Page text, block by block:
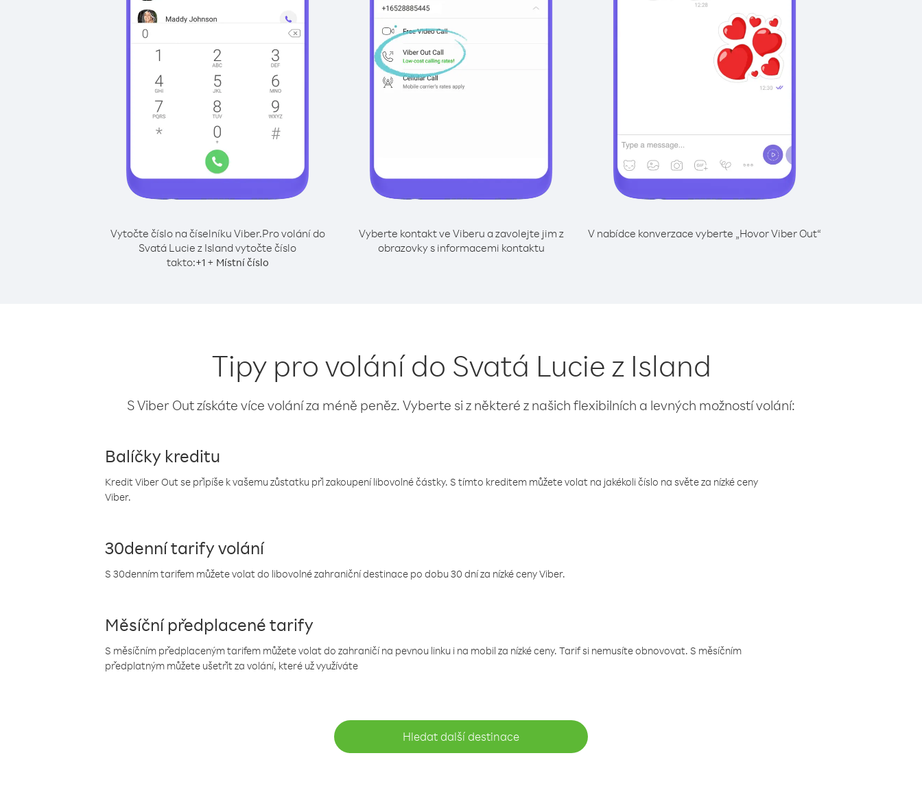
Vytočte číslo na číselníku Viber.Pro volání do
Svatá Lucie z Island vytočte číslo
takto:+1+ Místní číslo
Vyberte kontakt ve Viberu a zavolejte jim z
obrazovky s informacemi kontaktu
V nabídce konverzace vyberte „Hovor Viber Out“
Tipy pro volání do Svatá Lucie z Island
S Viber Out získáte více volání za méně peněz. Vyberte si z některé z našich flexibilních a levných možností volání:
Balíčky kreditu
Kredit Viber Out se připíše k vašemu zůstatku při zakoupení libovolné částky. S tímto kreditem můžete volat na jakékoli číslo na světe za nízké ceny
Viber.
30denní tarify volání
S 30denním tarifem můžete volat do libovolné zahraniční destinace po dobu 30 dní za nízké ceny Viber.
Měsíční předplacené tarify
S měsíčním předplaceným tarifem můžete volat do zahraničí na pevnou linku i na mobil za nízké ceny. Tarif si nemusíte obnovovat. S měsíčním
předplatným můžete ušetřit za volání, které už využíváte
Hledat další destinace